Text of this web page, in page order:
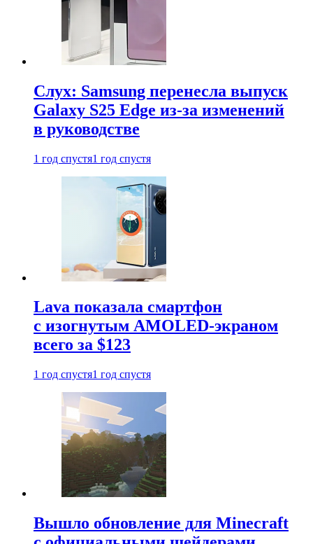
Слух: Samsung перенесла выпуск
Galaxy S25 Edge из-за изменений
в руководстве
1 год спустя1 год спустя
Lava показала смартфон
с изогнутым AMOLED-экраном
всего за $123
1 год спустя1 год спустя
Вышло обновление для Minecraft